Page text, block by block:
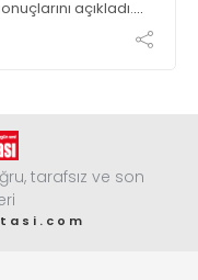
açıkladı.
uyarıcı madde
44 şahıs
tarafsız ve son